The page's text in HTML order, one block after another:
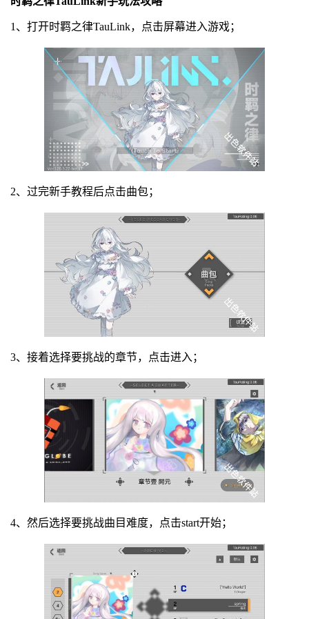
1、打开时羁之律TauLink，点击屏幕进入游戏；
2、过完新手教程后点击曲包；
3、接着选择要挑战的章节，点击进入；
4、然后选择要挑战曲目难度，点击start开始；